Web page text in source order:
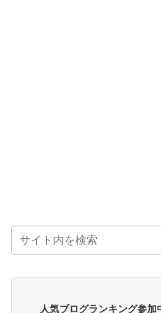
人気ブログランキング参加